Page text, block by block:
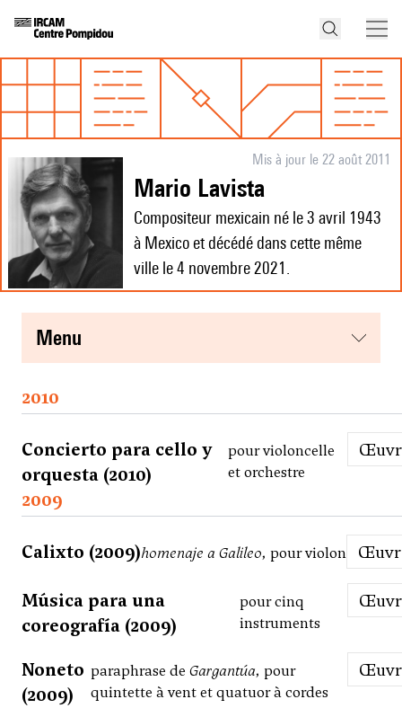
Mis à jour le 22 août 2011
Mario Lavista
Compositeur mexicain né le 3 avril 1943
à Mexico et décédé dans cette même
ville le 4 novembre 2021.
menu
2010
Concierto para cello y
orquesta (2010)
pour violoncelle
et orchestre
2009
Calixto (2009)homenaje a Galileo, pour violon
Música para una
coreografía (2009)
pour cinq
instruments
Noneto
(2009)
paraphrase de Gargantúa, pour
quintette à vent et quatuor à cordes